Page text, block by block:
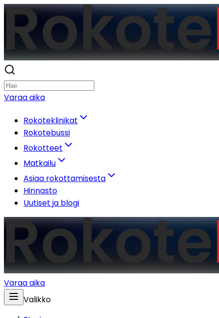
Varaa aika
Rokoteklinikat
Rokotebussi
Rokotteet
Matkailu
Asiaa rokottamisesta
Hinnasto
Uutiset ja blogi
Varaa aika
Valikko